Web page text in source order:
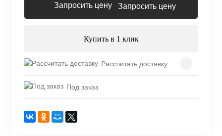
Запросить цену
Купить в 1 клик
Рассчитать доставку
Под заказ